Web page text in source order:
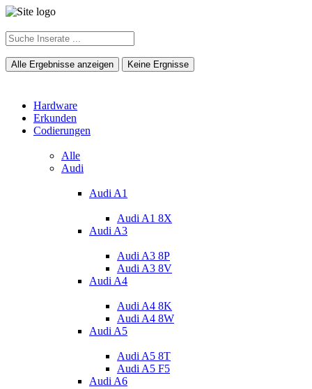
Alle Ergebnisse anzeigen Keine Ergnisse
Hardware
Erkunden
Codierungen
Alle
Audi
Audi A1
Audi A1 8X
Audi A3
Audi A3 8P
Audi A3 8V
Audi A4
Audi A4 8K
Audi A4 8W
Audi A5
Audi A5 8T
Audi A5 F5
Audi A6